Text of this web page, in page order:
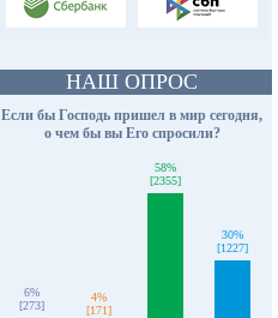
НАШ ОПРОС
Если бы Господь пришел в мир сегодня,
о чем бы вы Его спросили?
6%
[273]
4%
[171]
58%
[2355]
30%
[1227]